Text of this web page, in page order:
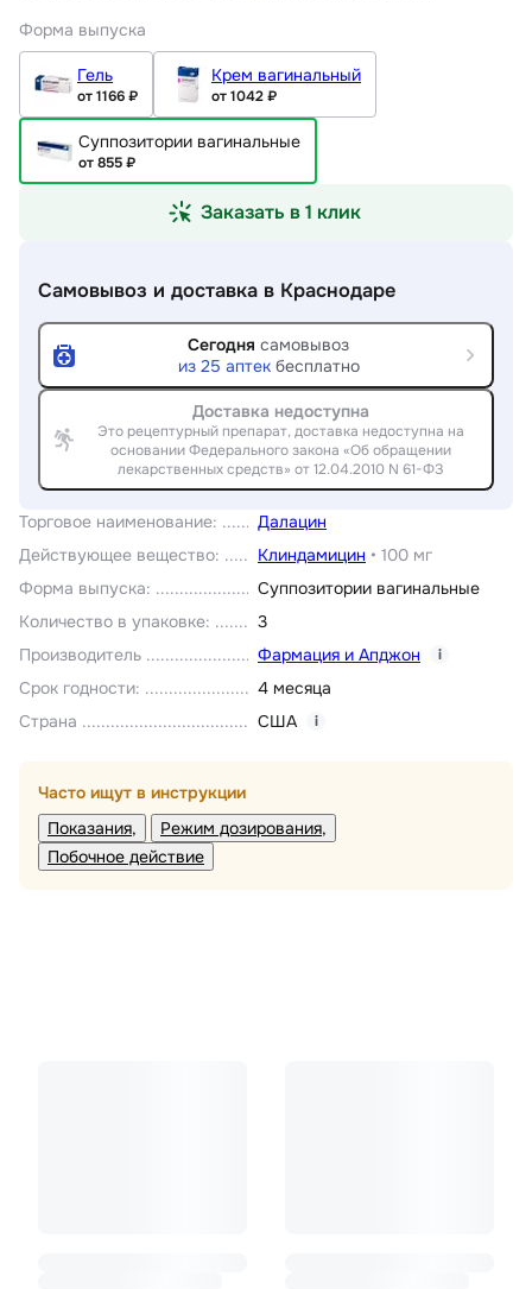
Торговое наименование:
Далацин
Действующее вещество: Клиндамицин • 100 мг
Форма выпуска:
Суппозитории вагинальные
Количество в упаковке:
3
Производитель
Фармация и Апджон i
Срок годности:
4 месяца
Страна
США i
Часто ищут в инструкции
Показания
Режим дозирования
Побочное действие
Форма выпуска
Гель
от 1166 ₽
Крем вагинальный
от 1042 ₽
Суппозитории вагинальные
от 855 ₽
Заказать в 1 клик
Самовывоз и доставка в Краснодаре
Сегодня самовывоз
из 25 аптекбесплатно
Доставка недоступна
Это рецептурный препарат, доставка недоступна на
основании Федерального закона «Об обращении
лекарственных средств» от 12.04.2010 N 61-ФЗ